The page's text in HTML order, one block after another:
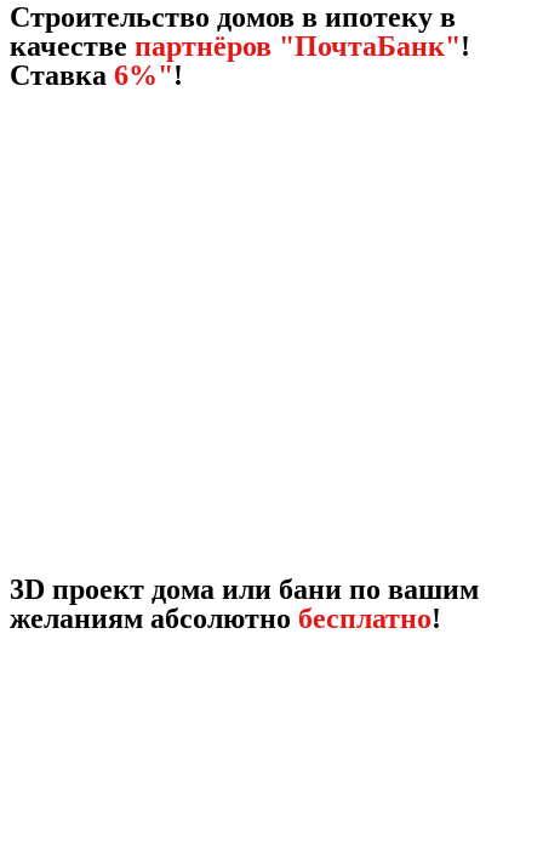
Строительство домов в ипотеку в
качестве партнёров "ПочтаБанк"!
Ставка 6%"!
3D проект дома или бани по вашим
желаниям абсолютно бесплатно!